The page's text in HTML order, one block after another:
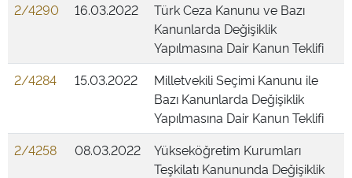
2/4290
16.03.2022
Türk Ceza Kanunu ve Bazı
Kanunlarda Değişiklik
Yapılmasına Dair Kanun Teklifi
2/4284
15.03.2022
Milletvekili Seçimi Kanunu ile
Bazı Kanunlarda Değişiklik
Yapılmasına Dair Kanun Teklifi
2/4258
08.03.2022
Yükseköğretim Kurumları
Teşkilatı Kanununda Değişiklik